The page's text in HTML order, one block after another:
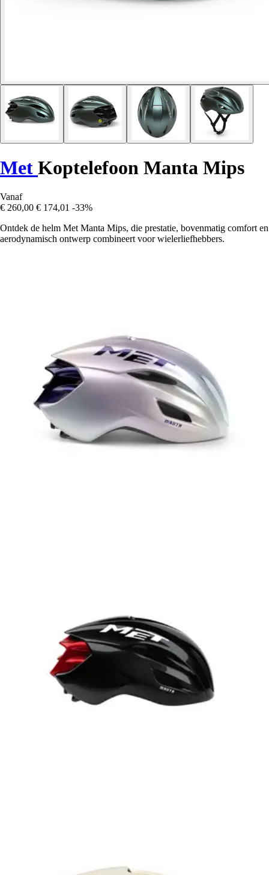
Met Koptelefoon Manta Mips
Vanaf
€ 260,00 € 174,01 -33%
Ontdek de helm Met Manta Mips, die prestatie, bovenmatig comfort en
aerodynamisch ontwerp combineert voor wielerliefhebbers.